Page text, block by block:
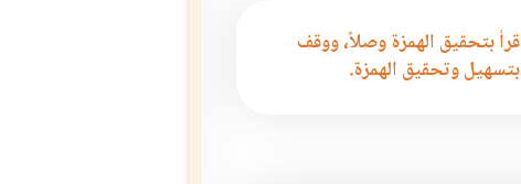
قرأ بتحقيق الهمزة وصلاً، ووقف
بتسهيل وتحقيق الهمزة.